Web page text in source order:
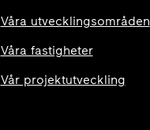
Våra utvecklingsområden
Våra fastigheter
Vår projektutveckling